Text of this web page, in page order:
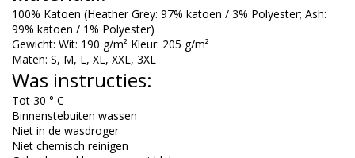
100% Katoen (Heather Grey: 97% katoen / 3% Polyester; Ash:
99% katoen / 1% Polyester)
Gewicht: Wit: 190 g/m² Kleur: 205 g/m²
Maten: S, M, L, XL, XXL, 3XL
Was instructies:
Tot 30 ° C
Binnenstebuiten wassen
Niet in de wasdroger
Niet chemisch reinigen